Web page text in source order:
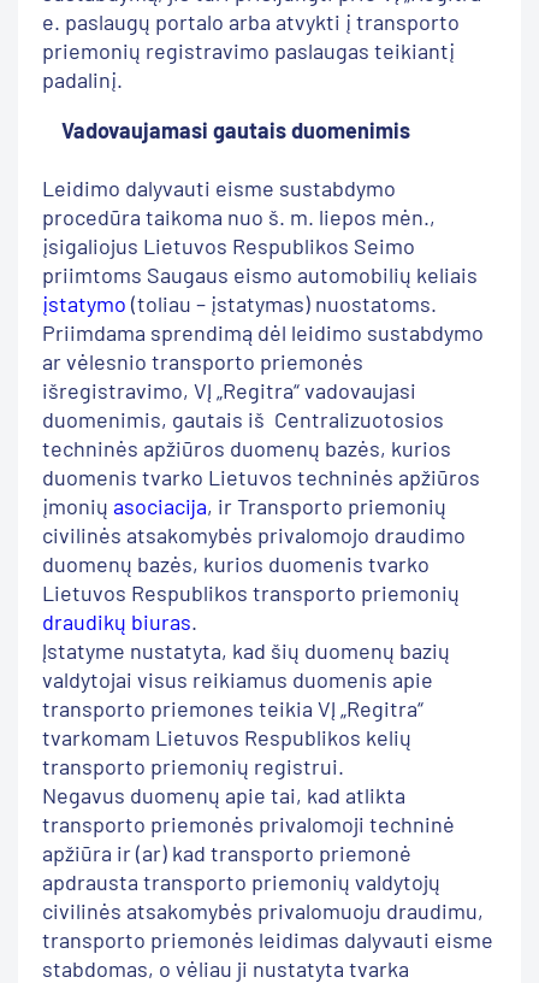
e. paslaugų portalo arba atvykti į transporto
priemonių registravimo paslaugas teikiantį
padalinį.
Vadovaujamasi gautais duomenimis
Leidimo dalyvauti eisme sustabdymo
procedūra taikoma nuo š. m. liepos mėn.,
įsigaliojus Lietuvos Respublikos Seimo
priimtoms Saugaus eismo automobilių keliais
įstatymo (toliau – įstatymas) nuostatoms.
Priimdama sprendimą dėl leidimo sustabdymo
ar vėlesnio transporto priemonės
išregistravimo, VĮ „Regitra“ vadovaujasi
duomenimis, gautais iš Centralizuotosios
techninės apžiūros duomenų bazės, kurios
duomenis tvarko Lietuvos techninės apžiūros
įmonių asociacija, ir Transporto priemonių
civilinės atsakomybės privalomojo draudimo
duomenų bazės, kurios duomenis tvarko
Lietuvos Respublikos transporto priemonių
draudikų biuras.
Įstatyme nustatyta, kad šių duomenų bazių
valdytojai visus reikiamus duomenis apie
transporto priemones teikia VĮ „Regitra“
tvarkomam Lietuvos Respublikos kelių
transporto priemonių registrui.
Negavus duomenų apie tai, kad atlikta
transporto priemonės privalomoji techninė
apžiūra ir (ar) kad transporto priemonė
apdrausta transporto priemonių valdytojų
civilinės atsakomybės privalomuoju draudimu,
transporto priemonės leidimas dalyvauti eisme
stabdomas, o vėliau ji nustatyta tvarka